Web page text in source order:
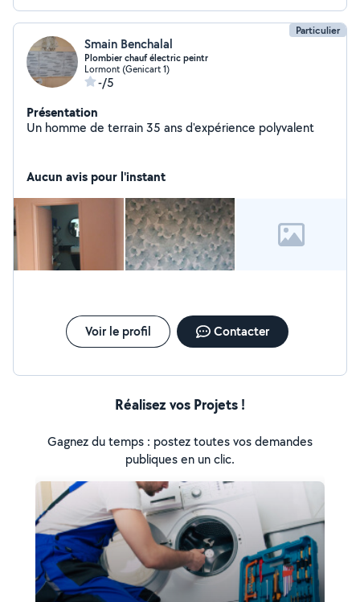
Particulier
Smain Benchalal
Plombier chauf électric peintr
Lormont (Genicart 1)
-/5
Présentation
Un homme de terrain 35 ans d'expérience polyvalent
Aucun avis pour l'instant
Voir le profil Contacter
Réalisez vos Projets !
Gagnez du temps : postez toutes vos demandes
publiques en un clic.